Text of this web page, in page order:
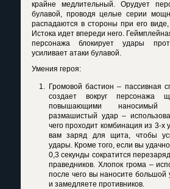
крайне медлительный. Орудует
булавой, проводя целые серии
распадаются в стороны при его
Истока идет впереди него.
персонажа блокирует удары
усиливает атаки булавой.
Умения героя:
Громовой бастион – пассивная
создает вокруг персонажа
повышающими
размашистый удар –
чего проходит комбинация из 3-х
вам заряд для щита, чтобы
удары. Кроме того, если вы
0,3 секунды сократится
праведников. Хлопок грома –
после чего вы наносите большой
и замедляете противников.